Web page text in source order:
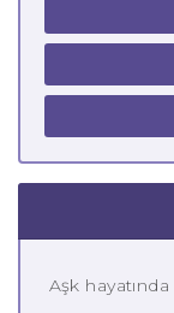
Aşk